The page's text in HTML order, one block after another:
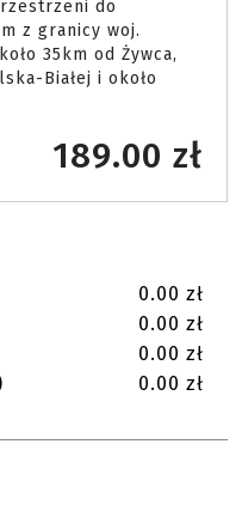
do
z granicy woj.
35km od Żywca,
Białej i około
189.00 zł
0.00 zł
0.00 zł
0.00 zł
0.00 zł